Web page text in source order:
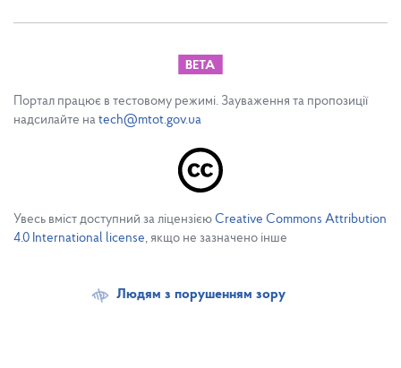
Портал працює в тестовому режимі. Зауваження та пропозиції
надсилайте на tech@mtot.gov.ua
Увесь вміст доступний за ліцензією Creative Commons Attribution
4.0 International license, якщо не зазначено інше
Людям з порушенням зору